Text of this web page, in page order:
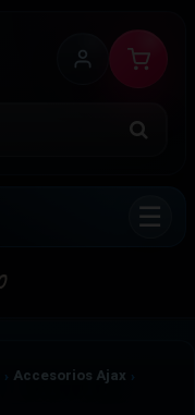
Accesorios Ajax